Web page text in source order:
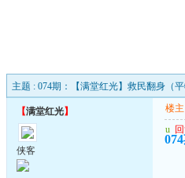
主题 : 074期：【满堂红光】救民翻身（
【满堂红光】
侠客
楼主
u